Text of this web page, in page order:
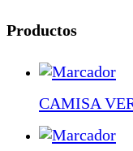
Productos
CAMISA